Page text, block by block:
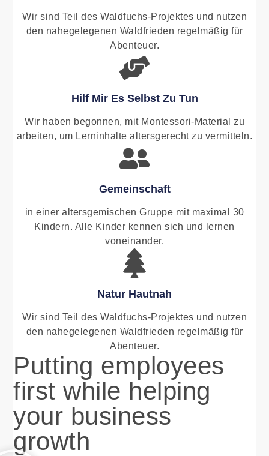
Wir sind Teil des Waldfuchs-Projektes und nutzen
den nahegelegenen Waldfrieden regelmäßig für
Abenteuer.
Hilf Mir Es Selbst Zu Tun
Wir haben begonnen, mit Montessori-Material zu
arbeiten, um Lerninhalte altersgerecht zu vermitteln.
Gemeinschaft
in einer altersgemischen Gruppe mit maximal 30
Kindern. Alle Kinder kennen sich und lernen
voneinander.
Natur Hautnah
Wir sind Teil des Waldfuchs-Projektes und nutzen
den nahegelegenen Waldfrieden regelmäßig für
Abenteuer.
Putting employees
first while helping
your business
growth